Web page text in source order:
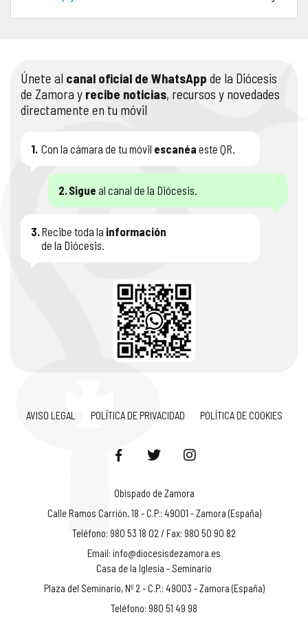
Únete al canal oficial de WhatsApp de la Diócesis
de Zamora y recibe noticias, recursos y novedades
directamente en tu móvil
1. Con la cámara de tu móvil escanéa este QR.
2.Sigue al canal de la Diócesis.
3.Recibe toda la información
de la Diócesis.
AVISO LEGAL POLÍTICA DE PRIVACIDAD POLÍTICA DE COOKIES
Obispado de Zamora
Calle Ramos Carrión, 18 - C.P.: 49001 - Zamora (España)
Teléfono: 980 53 18 02 / Fax: 980 50 90 82
Email: info@diocesisdezamora.es
Casa de la Iglesia - Seminario
Plaza del Seminario, Nº 2 - C.P.: 49003 - Zamora (España)
Teléfono: 980 51 49 98
PORTAL DE TRANSPARENCIA
APOSTOLADO SEGLAR
AUDIOS